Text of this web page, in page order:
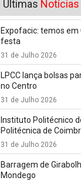
Últimas Notícias
Expofacic: temos
festa
31 de Julho 2026
LPCC lança bolsas
no Centro
31 de Julho 2026
Instituto Politécnico
Politécnica de
31 de Julho 2026
Barragem de
Mondego